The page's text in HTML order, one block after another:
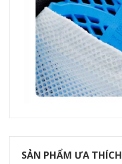
SẢN PHẨM ƯA THÍCH